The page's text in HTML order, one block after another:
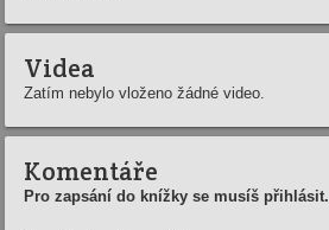
Videa
Zatím nebylo vloženo žádné video.
Komentáře
Pro zapsání do knížky se musíš přihlásit.